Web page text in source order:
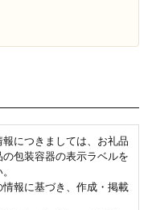
につきましては、お礼品
包装容器の表示ラベルを
報に基づき、作成・掲載